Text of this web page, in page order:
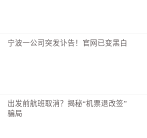
宁波一公司突发讣告！官网已变黑白
出发前航班取消？揭秘“机票退改签”
骗局